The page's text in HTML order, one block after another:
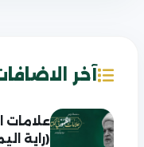
آخر
علامات
(راية